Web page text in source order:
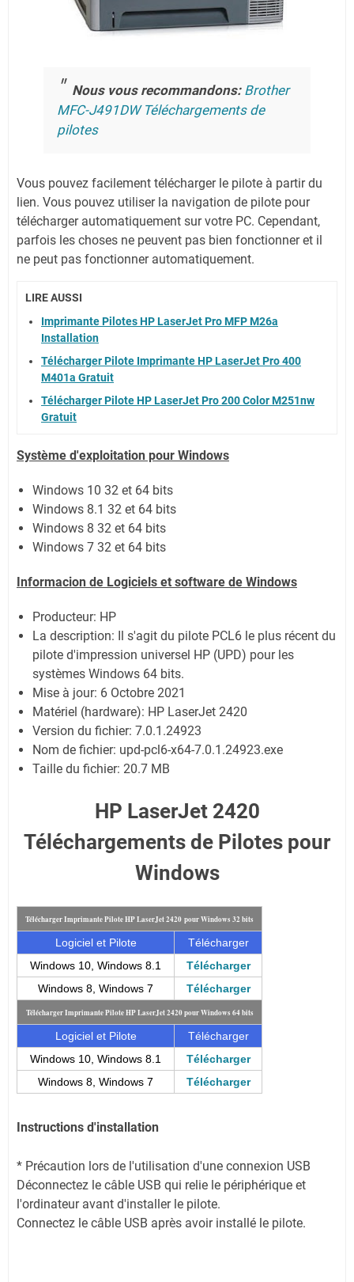
Nous vous recommandons: Brother
MFC-J491DW Téléchargements de
pilotes
Vous pouvez facilement télécharger le pilote à partir du
lien. Vous pouvez utiliser la navigation de pilote pour
télécharger automatiquement sur votre PC. Cependant,
parfois les choses ne peuvent pas bien fonctionner et il
ne peut pas fonctionner automatiquement.
LIRE AUSSI
Imprimante Pilotes HP LaserJet Pro MFP M26a
Installation
Télécharger Pilote Imprimante HP LaserJet Pro 400
M401a Gratuit
Télécharger Pilote HP LaserJet Pro 200 Color M251nw
Gratuit
Système d'exploitation pour Windows
Windows 10 32 et 64 bits
Windows 8.1 32 et 64 bits
Windows 8 32 et 64 bits
Windows 7 32 et 64 bits
Informacion de Logiciels et software de Windows
Producteur: HP
La description:
Il s'agit du pilote PCL6 le plus récent du
pilote d'impression universel HP (UPD) pour les
systèmes Windows 64 bits.
Mise à jour: 6 Octobre 2021
Matériel (hardware): HP LaserJet 2420
Version du fichier: 7.0.1.24923
Nom de fichier: upd-pcl6-x64-7.0.1.24923.exe
Taille du fichier: 20.7 MB
HP LaserJet 2420
Téléchargements de Pilotes pour
Windows
Télécharger Imprimante Pilote HP LaserJet 2420 pour Windows 32 bits
Logiciel et Pilote
Télécharger
Windows 10, Windows 8.1
Télécharger
Windows 8, Windows 7
Télécharger
Télécharger Imprimante Pilote HP LaserJet 2420 pour Windows 64 bits
Logiciel et Pilote
Télécharger
Windows 10, Windows 8.1
Télécharger
Windows 8, Windows 7
Télécharger
Instructions d'installation
* Précaution lors de l'utilisation d'une connexion USB
Déconnectez le câble USB qui relie le périphérique et
l'ordinateur avant d'installer le pilote.
Connectez le câble USB après avoir installé le pilote.